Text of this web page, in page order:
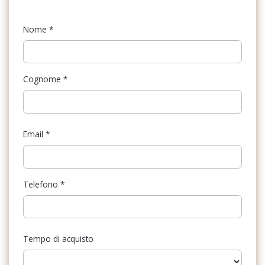
Sistema di apertura keyless
Sistema di assistenza al mantenimento della corsia
Sistema di riconoscimento stanchezza guidatore
Specchietti retrovisori elettrici
Vetri oscurati
Volante in pelle
Controllo automatico dei fari
Frenata automatica d&apos;emergenza
Interni in alcantara con sedili anteriori agr
Keyless entry&start
Luce vano bagagliaio
Navi intellilink con apple carplay e android auto
Nome *
Cognome *
Email *
Telefono *
Tempo di acquisto